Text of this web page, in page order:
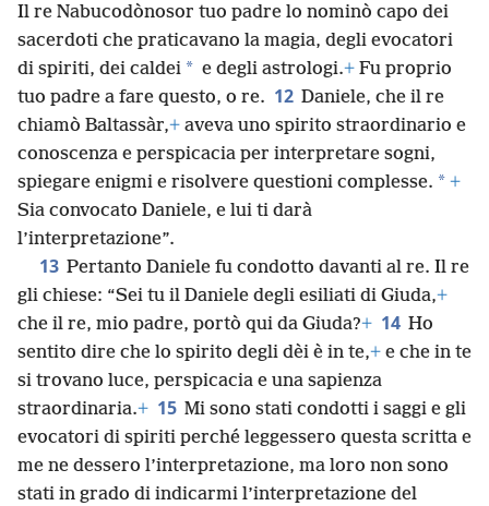
Il re Nabucodònosor tuo padre lo nominò capo dei
sacerdoti che praticavano la magia, degli evocatori
di spiriti, dei caldei * e degli astrologi.+ Fu proprio
tuo padre a fare questo, o re. 12 Daniele, che il re
chiamò Baltassàr,+ aveva uno spirito straordinario e
conoscenza e perspicacia per interpretare sogni,
spiegare enigmi e risolvere questioni complesse. * +
Sia convocato Daniele, e lui ti darà
l’interpretazione”.
13 Pertanto Daniele fu condotto davanti al re. Il re
gli chiese: “Sei tu il Daniele degli esiliati di Giuda,+
che il re, mio padre, portò qui da Giuda?+ 14 Ho
sentito dire che lo spirito degli dèi è in te,+ e che in te
si trovano luce, perspicacia e una sapienza
straordinaria.+ 15 Mi sono stati condotti i saggi e gli
evocatori di spiriti perché leggessero questa scritta e
me ne dessero l’interpretazione, ma loro non sono
stati in grado di indicarmi l’interpretazione del